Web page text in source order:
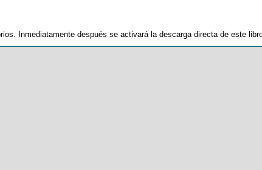
Inmediatamente después se activará la descarga directa de este